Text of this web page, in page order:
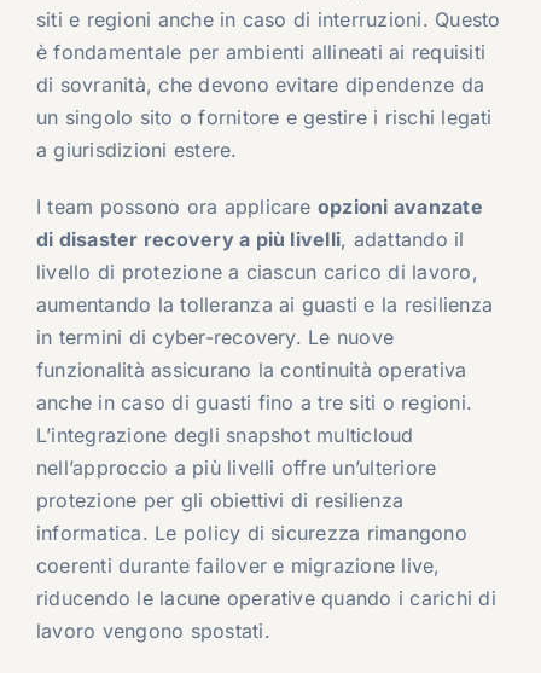
siti e regioni anche in caso di interruzioni. Questo
è fondamentale per ambienti allineati ai requisiti
di sovranità, che devono evitare dipendenze da
un singolo sito o fornitore e gestire i rischi legati
a giurisdizioni estere.
I team possono ora applicare opzioni avanzate
di disaster recovery a più livelli, adattando il
livello di protezione a ciascun carico di lavoro,
aumentando la tolleranza ai guasti e la resilienza
in termini di cyber-recovery. Le nuove
funzionalità assicurano la continuità operativa
anche in caso di guasti fino a tre siti o regioni.
L’integrazione degli snapshot multicloud
nell’approccio a più livelli offre un’ulteriore
protezione per gli obiettivi di resilienza
informatica. Le policy di sicurezza rimangono
coerenti durante failover e migrazione live,
riducendo le lacune operative quando i carichi di
lavoro vengono spostati.